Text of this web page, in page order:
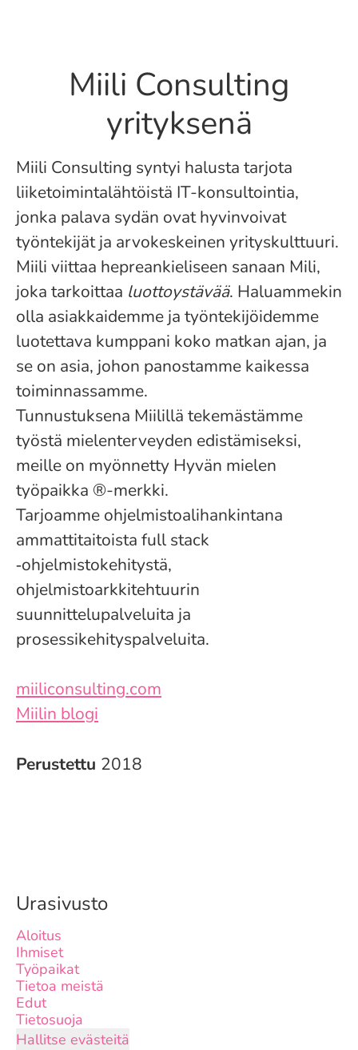
Miili Consulting
yrityksenä
Miili Consulting syntyi halusta tarjota
liiketoimintalähtöistä IT-konsultointia,
jonka palava sydän ovat hyvinvoivat
työntekijät ja arvokeskeinen yrityskulttuuri.
Miili viittaa hepreankieliseen sanaan Mili,
joka tarkoittaa luottoystävää. Haluammekin
olla asiakkaidemme ja työntekijöidemme
luotettava kumppani koko matkan ajan, ja
se on asia, johon panostamme kaikessa
toiminnassamme.
Tunnustuksena Miilillä tekemästämme
työstä mielenterveyden edistämiseksi,
meille on myönnetty Hyvän mielen
työpaikka ®-merkki.
Tarjoamme ohjelmistoalihankintana
ammattitaitoista full stack
‑ohjelmistokehitystä,
ohjelmistoarkkitehtuurin
suunnittelupalveluita ja
prosessikehityspalveluita.
miiliconsulting.com
Miilin blogi
Perustettu 2018
Urasivusto
Aloitus
Ihmiset
Työpaikat
Tietoa meistä
Edut
Tietosuoja
Hallitse evästeitä